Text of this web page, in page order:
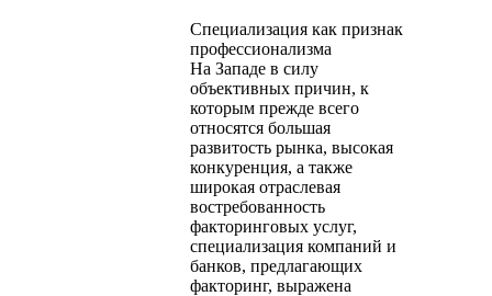
Специализация как признак
профессионализма
На Западе в силу
объективных причин, к
которым прежде всего
относятся большая
развитость рынка, высокая
конкуренция, а также
широкая отраслевая
востребованность
факторинговых услуг,
специализация компаний и
банков, предлагающих
факторинг, выражена